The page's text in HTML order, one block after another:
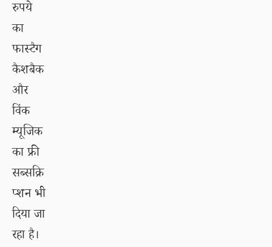
रुपये
का
फास्टैग
कैशबैक
और
विंक
म्यूजिक
का फ्री
सब्सक्रि
प्शन भी
दिया जा
रहा है।